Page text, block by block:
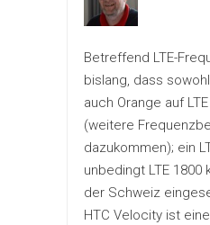
Betreffend LTE-
bislang, dass
auch Orange auf
(weitere
dazukommen); ein
unbedingt LTE 1800
der Schweiz
HTC Velocity ist